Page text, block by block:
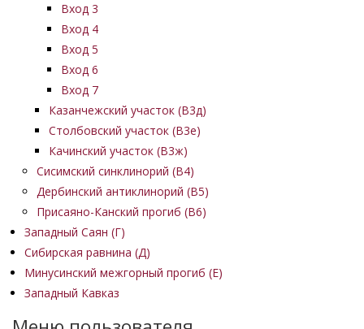
Вход 3
Вход 4
Вход 5
Вход 6
Вход 7
Казанчежский участок (В3д)
Столбовский участок (В3е)
Качинский участок (В3ж)
Сисимский синклинорий (В4)
Дербинский антиклинорий (В5)
Присаяно-Канский прогиб (В6)
Западный Саян (Г)
Сибирская равнина (Д)
Минусинский межгорный прогиб (Е)
Западный Кавказ